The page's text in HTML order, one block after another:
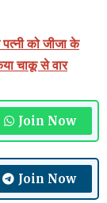
को जीजा के
चाकू से वार
Join Now
Join Now